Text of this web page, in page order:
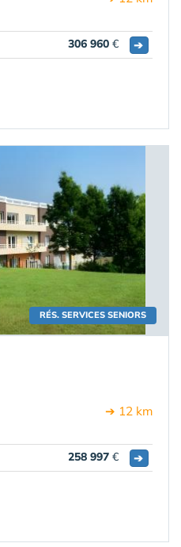
306 960 € ➔
RÉS. SERVICES SENIORS
➔ 12 km
258 997 € ➔